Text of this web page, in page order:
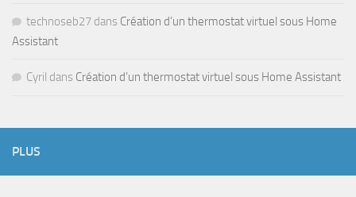
technoseb27 dans Création d’un thermostat virtuel sous Home
Assistant
Cyril dans Création d’un thermostat virtuel sous Home Assistant
PLUS